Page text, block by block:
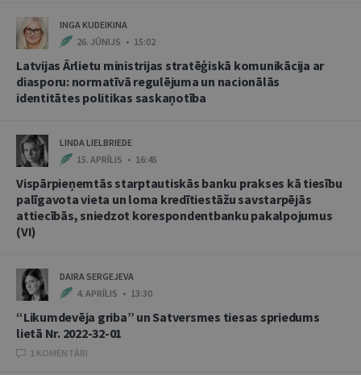
INGA KUDEIKINA
26. JŪNIJS • 15:02
Latvijas Ārlietu ministrijas stratēģiskā komunikācija ar
diasporu: normatīvā regulējuma un nacionālās
identitātes politikas saskaņotība
LINDA LIELBRIEDE
15. APRĪLIS • 16:45
Vispārpieņemtās starptautiskās banku prakses kā tiesību
palīgavota vieta un loma kredītiestāžu savstarpējās
attiecībās, sniedzot korespondentbanku pakalpojumus
(VI)
DAIRA SERGEJEVA
4. APRĪLIS • 13:30
“Likumdevēja griba” un Satversmes tiesas spriedums
lietā Nr. 2022-32-01
1 KOMENTĀRI